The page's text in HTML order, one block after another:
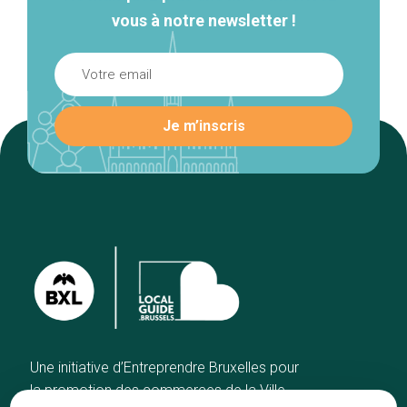
vous à notre newsletter !
Une initiative d’Entreprendre Bruxelles pour
la promotion des commerces de la Ville